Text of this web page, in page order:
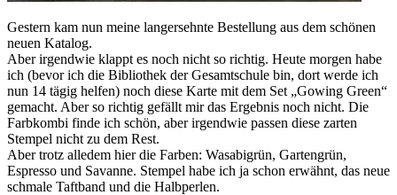
Gestern kam nun meine langersehnte Bestellung aus dem schönen
neuen Katalog.
Aber irgendwie klappt es noch nicht so richtig. Heute morgen habe
ich (bevor ich die Bibliothek der Gesamtschule bin, dort werde ich
nun 14 tägig helfen) noch diese Karte mit dem Set „Gowing Green“
gemacht. Aber so richtig gefällt mir das Ergebnis noch nicht. Die
Farbkombi finde ich schön, aber irgendwie passen diese zarten
Stempel nicht zu dem Rest.
Aber trotz alledem hier die Farben: Wasabigrün, Gartengrün,
Espresso und Savanne. Stempel habe ich ja schon erwähnt, das neue
schmale Taftband und die Halbperlen.